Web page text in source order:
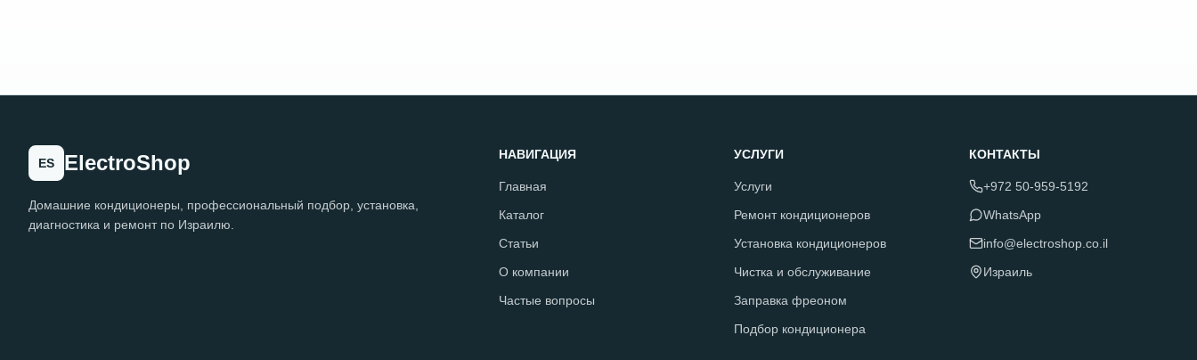
ES ElectroShop
Домашние кондиционеры, профессиональный подбор, установка,
диагностика и ремонт по Израилю.
НАВИГАЦИЯ
Главная
Каталог
Статьи
О компании
Частые вопросы
УСЛУГИ
Услуги
Ремонт кондиционеров
Установка кондиционеров
Чистка и обслуживание
Заправка фреоном
Подбор кондиционера
КОНТАКТЫ
+972 50-959-5192
WhatsApp
info@electroshop.co.il
Израиль